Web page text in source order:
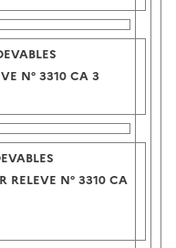
N° 3310 CA 3
RELEVE N° 3310 CA